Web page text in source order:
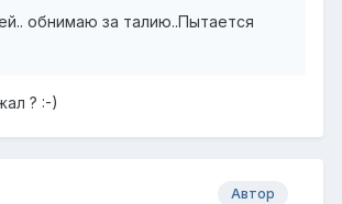
обнимаю за талию..Пытается
? :-)
Автор